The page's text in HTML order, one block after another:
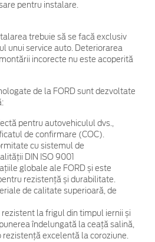
pentru instalare.
trebuie să se facă exclusiv
unui service auto. Deteriorarea
incorecte nu este acoperită
de la FORD sunt dezvoltate
pentru autovehiculul dvs.,
de confirmare (COC).
cu sistemul de
DIN ISO 9001
globale ale FORD și este
rezistență și durabilitate.
de calitate superioară, de
rezistent la frigul din timpul iernii și
îndelungată la ceață salină,
rezistență excelentă la coroziune.